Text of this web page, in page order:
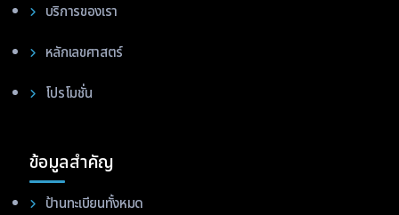
บริการของเรา
หลักเลขศาสตร์
โปรโมชั่น
ข้อมูลสำคัญ
ป้านทะเบียนทั้งหมด